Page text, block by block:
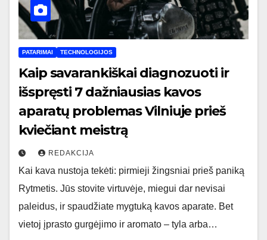
PATARIMAI TECHNOLOGIJOS
Kaip savarankiškai diagnozuoti ir
išspręsti 7 dažniausias kavos
aparatų problemas Vilniuje prieš
kviečiant meistrą
REDAKCIJA
Kai kava nustoja tekėti: pirmieji žingsniai prieš paniką
Rytmetis. Jūs stovite virtuvėje, miegui dar nevisai
paleidus, ir spaudžiate mygtuką kavos aparate. Bet
vietoj įprasto gurgėjimo ir aromato – tyla arba…